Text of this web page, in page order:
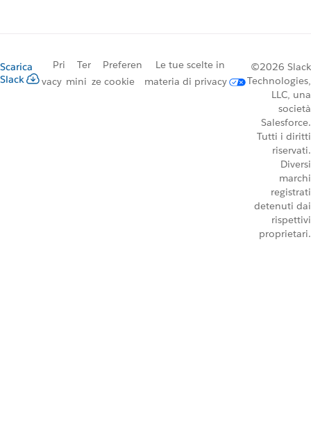
Scarica
Slack
Pri
vacy
Ter
mini
Preferen
ze cookie
Le tue scelte in
materia di privacy
©2026 Slack
Technologies,
LLC, una
società
Salesforce.
Tutti i diritti
riservati.
Diversi
marchi
registrati
detenuti dai
rispettivi
proprietari.